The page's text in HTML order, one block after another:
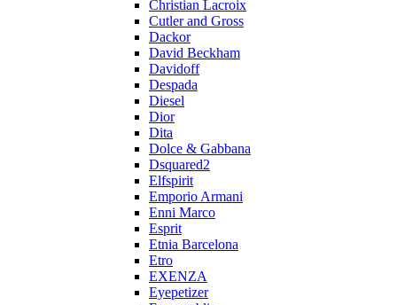
Christian Lacroix
Cutler and Gross
Dackor
David Beckham
Davidoff
Despada
Diesel
Dior
Dita
Dolce & Gabbana
Dsquared2
Elfspirit
Emporio Armani
Enni Marco
Esprit
Etnia Barcelona
Etro
EXENZA
Eyepetizer